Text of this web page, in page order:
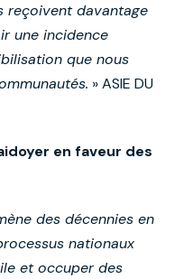
reçoivent davantage
une incidence
que nous
» ASIE DU
en faveur des
des décennies en
nationaux
et occuper des